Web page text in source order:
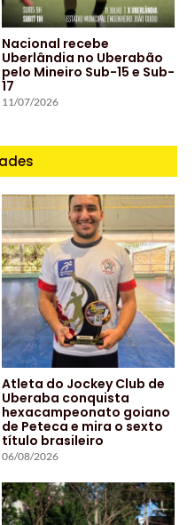
Nacional recebe
Uberlândia no Uberabão
pelo Mineiro Sub-15 e Sub-
17
11/07/2026
Atleta do Jockey Club de
Uberaba conquista
hexacampeonato goiano
de Peteca e mira o sexto
título brasileiro
06/08/2026